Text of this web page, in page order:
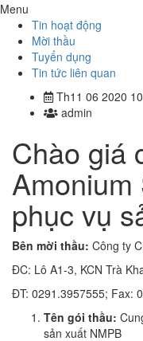
Menu
Tin hoạt động
Mời thầu
Tuyển dụng
Tin tức liên quan
Th11 06 2020
admin
Chào giá
Amonium
phục vụ
Bên mời thầu: Công ty
ĐC: Lô A1-3, KCN Trà
ĐT: 0291.3957555; Fax:
Tên gói thầu:
sản xuất NMPB